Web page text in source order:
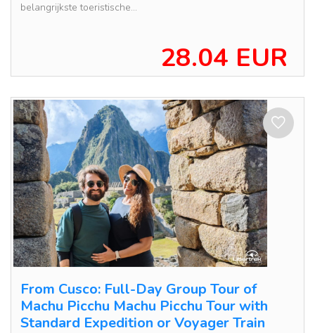
belangrijkste toeristische...
28.04 EUR
From Cusco: Full-Day Group Tour of
Machu Picchu Machu Picchu Tour with
Standard Expedition or Voyager Train